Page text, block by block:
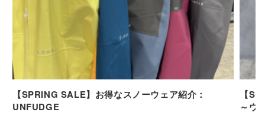
【SPRING SALE】お得なスノーウェア紹介：
UNFUDGE
【
～ウ